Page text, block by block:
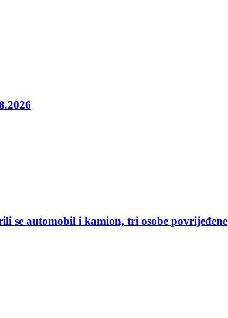
se automobil i kamion, tri osobe povrijeđene